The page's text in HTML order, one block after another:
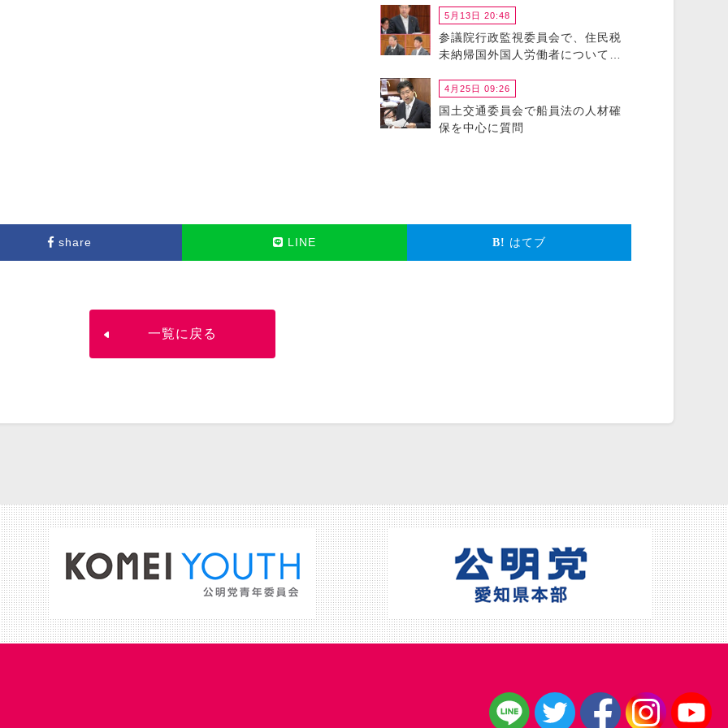
5月13日 20:48
参議院行政監視委員会で、住民税
未納帰国外国人労働者について政
4月25日 09:26
国土交通委員会で船員法の人材確
保を中心に質問
share LINE はてブ
一覧に戻る